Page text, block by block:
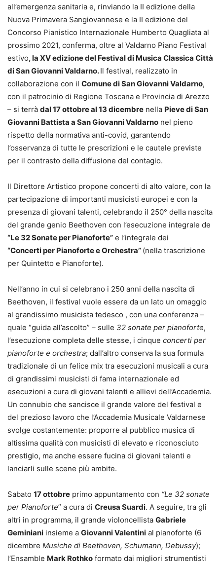
all’emergenza sanitaria e, rinviando la II edizione della
Nuova Primavera Sangiovannese e la II edizione del
Concorso Pianistico Internazionale Humberto Quagliata al
prossimo 2021, conferma, oltre al Valdarno Piano Festival
estivo, la XV edizione del Festival di Musica Classica Città
di San Giovanni Valdarno.Il festival, realizzato in
collaborazione con il Comune di San Giovanni Valdarno,
con il patrocinio di Regione Toscana e Provincia di Arezzo
– si terrà dal 17 ottobre al 13 dicembre nella Pieve di San
Giovanni Battista a San Giovanni Valdarno nel pieno
rispetto della normativa anti-covid, garantendo
l’osservanza di tutte le prescrizioni e le cautele previste
per il contrasto della diffusione del contagio.
Il Direttore Artistico propone concerti di alto valore, con la
partecipazione di importanti musicisti europei e con la
presenza di giovani talenti, celebrando il 250° della nascita
del grande genio Beethoven con l’esecuzione integrale de
“Le 32 Sonate per Pianoforte” e l’integrale dei
“Concerti per Pianoforte e Orchestra” (nella trascrizione
per Quintetto e Pianoforte).
Nell’anno in cui si celebrano i 250 anni della nascita di
Beethoven, il festival vuole essere da un lato un omaggio
al grandissimo musicista tedesco , con una conferenza –
quale “guida all’ascolto” – sulle 32 sonate per pianoforte,
l’esecuzione completa delle stesse, i cinque concerti per
pianoforte e orchestra; dall’altro conserva la sua formula
tradizionale di un felice mix tra esecuzioni musicali a cura
di grandissimi musicisti di fama internazionale ed
esecuzioni a cura di giovani talenti e allievi dell’Accademia.
Un connubio che sancisce il grande valore del festival e
del prezioso lavoro che l’Accademia Musicale Valdarnese
svolge costantemente: proporre al pubblico musica di
altissima qualità con musicisti di elevato e riconosciuto
prestigio, ma anche essere fucina di giovani talenti e
lanciarli sulle scene più ambite.
Sabato 17 ottobre primo appuntamento con “Le 32 sonate
per Pianoforte” a cura di Creusa Suardi. A seguire, tra gli
altri in programma, il grande violoncellista Gabriele
Geminiani insieme a Giovanni Valentini al pianoforte (6
dicembre Musiche di Beethoven, Schumann, Debussy);
l’Ensamble Mark Rothko formato dai migliori strumentisti